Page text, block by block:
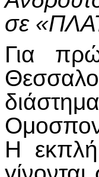
σε
Για
Η